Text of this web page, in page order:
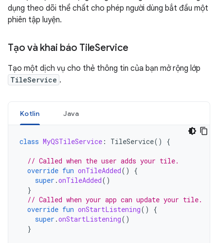
dụng theo dõi thể chất cho phép người dùng bắt đầu một
phiên tập luyện.
Tạo và khai báo TileService
Tạo một dịch vụ cho thẻ thông tin của bạn mở rộng lớp
TileService .
Kotlin Java
class MyQSTileService : TileService() {
// Called when the user adds your tile.
override fun onTileAdded()
{
super .onTileAdded()
}
// Called when your app can update your tile.
override fun onStartListening()
{
super .onStartListening()
}